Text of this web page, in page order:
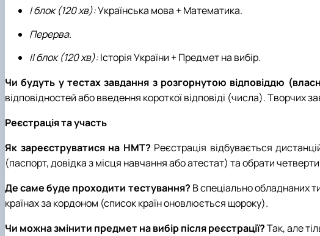
I блок (120 хв):Українська мова + Математика.
Перерва.
II блок (120 хв):Історія України + Предмет на вибір.
Чи будуть у тестах завдання з розгорнутою відповіддю
відповідностей або введення короткої відповіді (числа). Творчих
Реєстрація та участь
Як зареєструватися на НМТ? Реєстрація відбувається
(паспорт, довідка з місця навчання або атестат) та обрати
Де саме буде проходити тестування? В спеціально обладнаних
країнах за кордоном (список країн оновлюється щороку).
Чи можна змінити предмет на вибір після реєстрації?Так, але